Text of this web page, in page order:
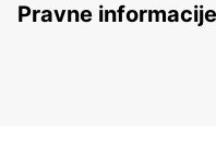
Pravne informacije